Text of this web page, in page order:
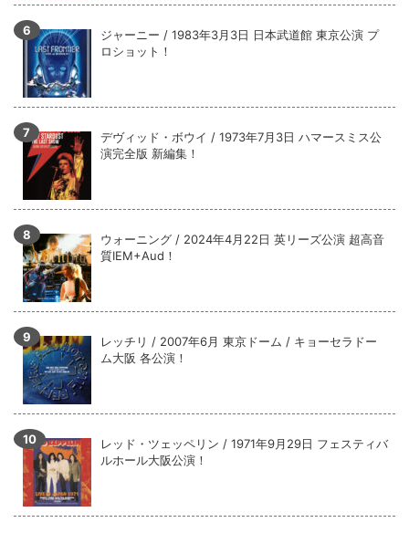
ジャーニー / 1983年3月3日 日本武道館 東京公演 プ
ロショット！
デヴィッド・ボウイ / 1973年7月3日 ハマースミス公
演完全版 新編集！
ウォーニング / 2024年4月22日 英リーズ公演 超高音
質IEM+Aud！
レッチリ / 2007年6月 東京ドーム / キョーセラドー
ム大阪 各公演！
レッド・ツェッペリン / 1971年9月29日 フェスティバ
ルホール大阪公演！